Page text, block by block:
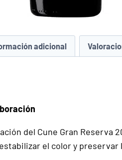
adicional
del Cune Gran
el color y preservar